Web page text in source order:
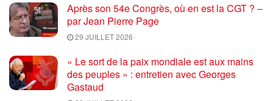
Après son 54e Congrès, où en est la CGT ? –
par Jean Pierre Page
29 JUILLET 2026
« Le sort de la paix mondiale est aux mains
des peuples » : entretien avec Georges
Gastaud